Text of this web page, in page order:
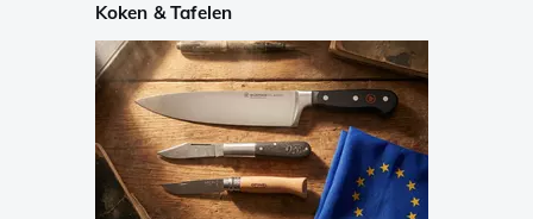
Koken & Tafelen